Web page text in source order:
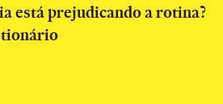
está prejudicando a rotina?